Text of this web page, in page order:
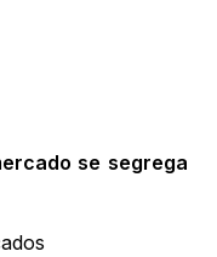
se segrega